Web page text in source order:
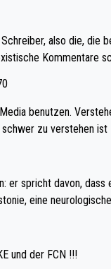
spielen. Dies war
als amtierender
glaube kaum, dass
also die, die
Kommentare
Nur eins
derjenige, der über
Mutter schießt
benutzen.
zu verstehen ist
er spricht davon, dass
eine
dass Medikamente
sehr viele der Dartits-
und der FCN !!!